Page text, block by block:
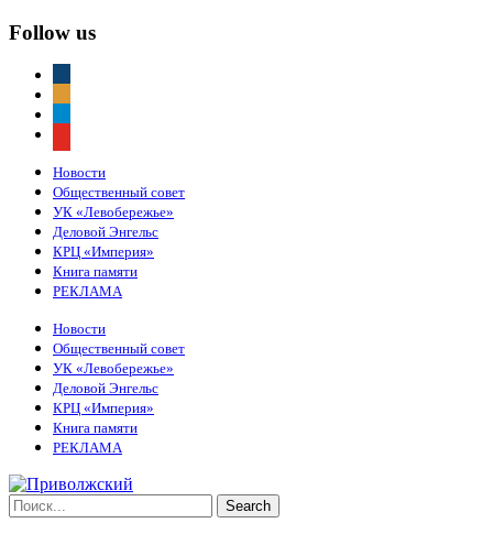
Follow us
Новости
Общественный совет
УК «Левобережье»
Деловой Энгельс
КРЦ «Империя»
Книга памяти
РЕКЛАМА
Новости
Общественный совет
УК «Левобережье»
Деловой Энгельс
КРЦ «Империя»
Книга памяти
РЕКЛАМА